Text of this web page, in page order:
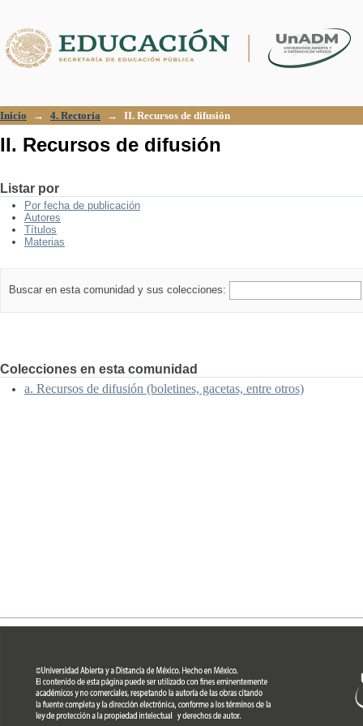
Inicio → 4. Rectoría → II. Recursos de difusión
II. Recursos de difusión
Listar por
Por fecha de publicación
Autores
Títulos
Materias
Buscar en esta comunidad y sus colecciones:
Colecciones en esta comunidad
a. Recursos de difusión (boletines, gacetas, entre otros)